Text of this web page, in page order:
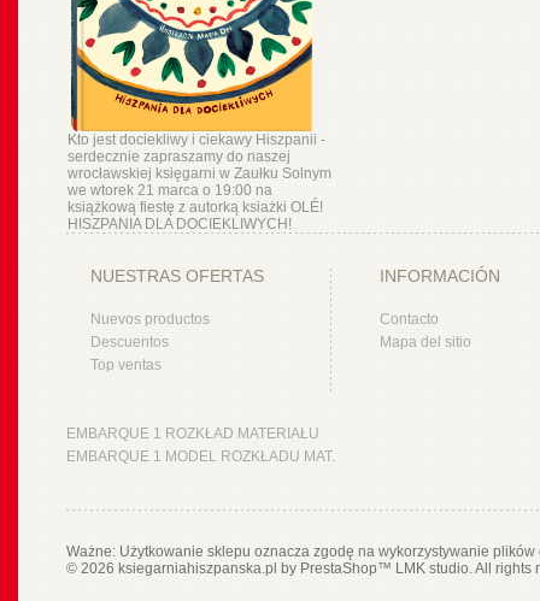
Kto jest dociekliwy i ciekawy Hiszpanii -
serdecznie zapraszamy do naszej
wrocławskiej księgarni w Zaułku Solnym
we wtorek 21 marca o 19:00 na
książkową fiestę z autorką ksiażki OLÉ!
HISZPANIA DLA DOCIEKLIWYCH!
NUESTRAS OFERTAS
Nuevos productos
Descuentos
Top ventas
INFORMACIÓN
Contacto
Mapa del sitio
EMBARQUE 1 ROZKŁAD MATERIAŁU
EMBARQUE 1 MODEL ROZKŁADU MAT.
Ważne: Użytkowanie sklepu oznacza zgodę na wykorzystywanie
© 2026 ksiegarniahiszpanska.pl by PrestaShop™ LMK studio. All rights